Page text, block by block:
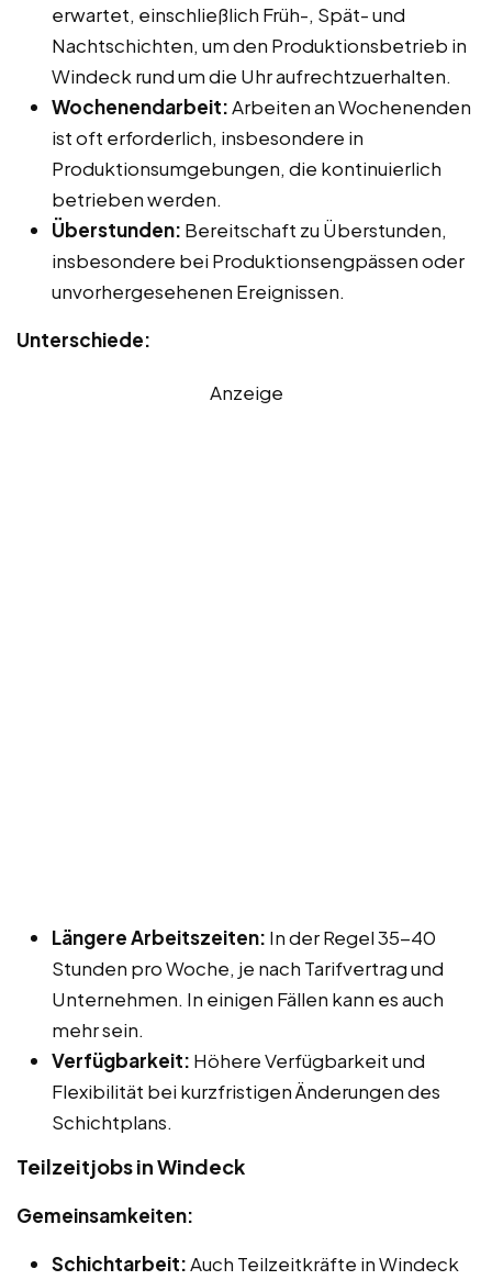
erwartet, einschließlich Früh-, Spät- und
Nachtschichten, um den Produktionsbetrieb in
Windeck rund um die Uhr aufrechtzuerhalten.
Wochenendarbeit:Arbeiten an Wochenenden
ist oft erforderlich, insbesondere in
Produktionsumgebungen, die kontinuierlich
betrieben werden.
Überstunden: Bereitschaft zu Überstunden,
insbesondere bei Produktionsengpässen oder
unvorhergesehenen Ereignissen.
Unterschiede:
Anzeige
Längere Arbeitszeiten: In der Regel 35-40
Stunden pro Woche, je nach Tarifvertrag und
Unternehmen. In einigen Fällen kann es auch
mehr sein.
Verfügbarkeit: Höhere Verfügbarkeit und
Flexibilität bei kurzfristigen Änderungen des
Schichtplans.
Teilzeitjobs in Windeck
Gemeinsamkeiten:
Schichtarbeit:Auch Teilzeitkräfte in Windeck